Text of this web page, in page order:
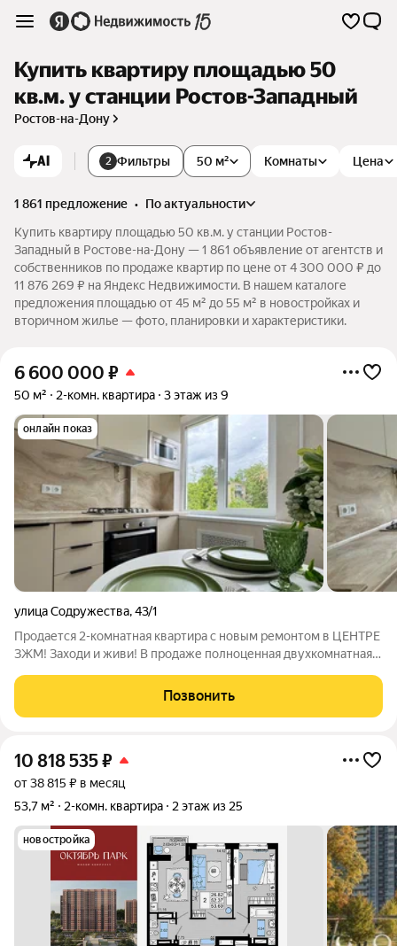
Купить квартиру площадью 50
кв.м. у станции Ростов-Западный
Ростов-на-Дону
AI 2 Фильтры Комнаты Цена
50 м²
1 861 предложение •
по актуальности
Купить квартиру площадью 50 кв.м. у станции Ростов-
Западный в Ростове-на-Дону — 1 861 объявление от агентств и
собственников по продаже квартир по цене от 4 300 000 ₽ до
11 876 269 ₽ на Яндекс Недвижимости. В нашем каталоге
предложения площадью от 45 м² до 55 м² в новостройках и
вторичном жилье — фото, планировки и характеристики.
6 600 000 ₽
50 м² 2-комн. квартира 3 этаж из 9
онлайн показ
улица Содружества,43/1
Продается 2-комнатная квартира с новым ремонтом в ЦЕНТРЕ
ЗЖМ! Заходи и живи! В продаже полноценная двухкомнатная
комфорта -Полный капитальный ремонт:
Позвонить
10 818 535₽
от 38 815 ₽ в месяц
53,7 м²
2-комн. квартира 2 этаж из 25
новостройка